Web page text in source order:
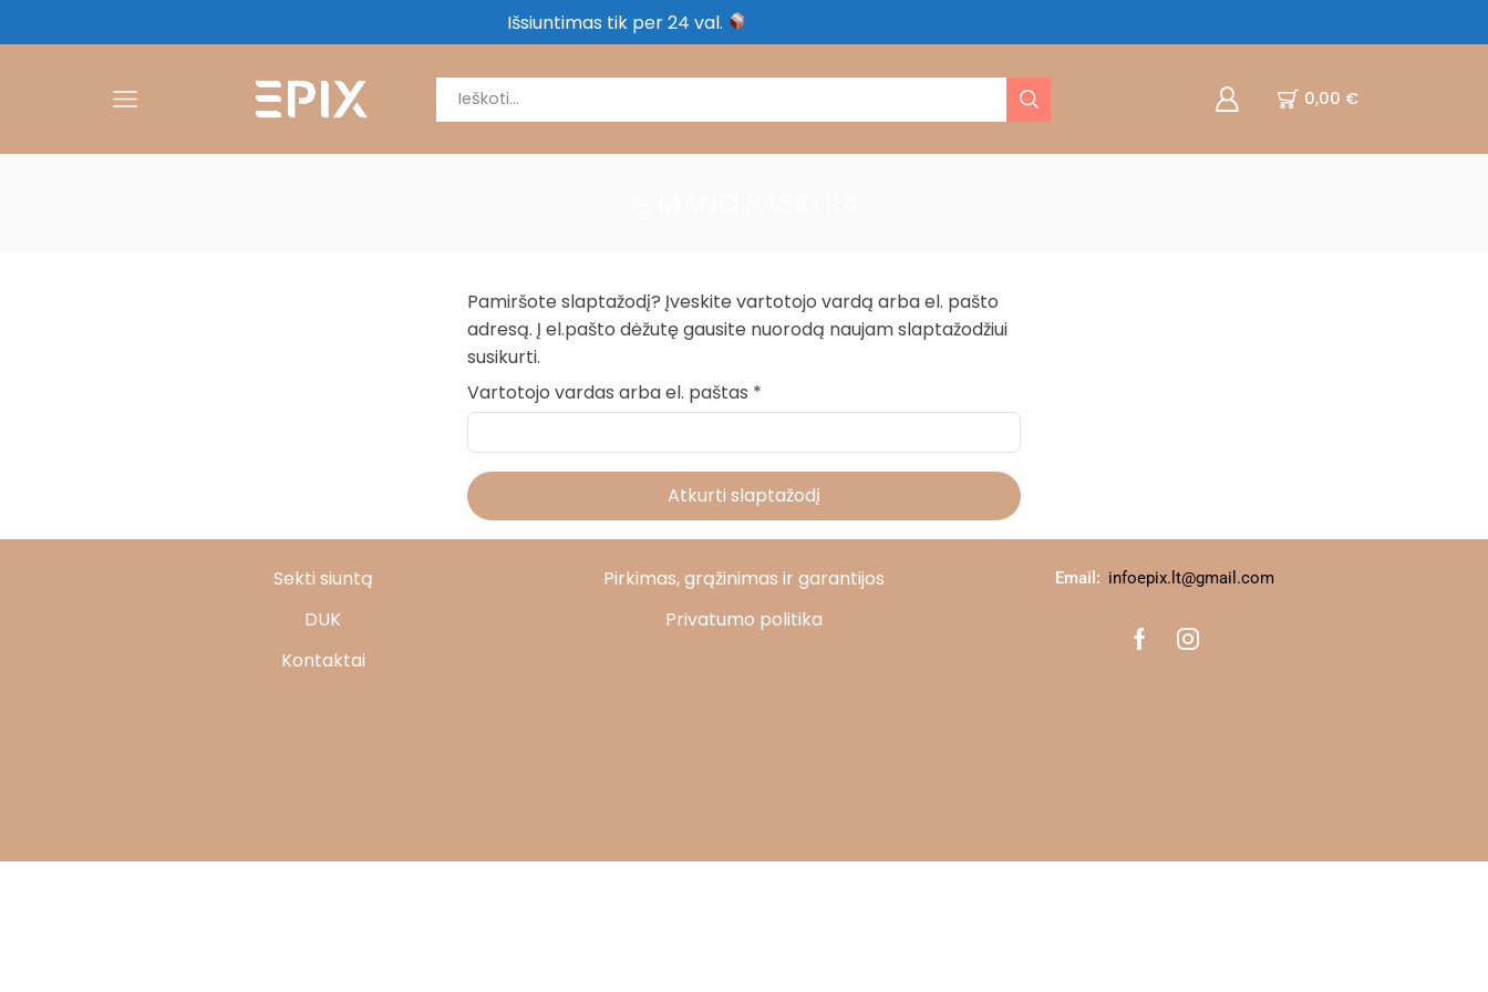
Išsiuntimas tik per 24 val.
0,00 €
Pamiršote slaptažodį? Įveskite vartotojo vardą arba el. pašto
adresą. Į el.pašto dėžutę gausite nuorodą naujam slaptažodžiui
susikurti.
Vartotojo vardas arba el. paštas *
Atkurti slaptažodį
Sekti siuntą
DUK
Kontaktai
Pirkimas, grąžinimas ir garantijos
Privatumo politika
Email: infoepix.lt@gmail.com